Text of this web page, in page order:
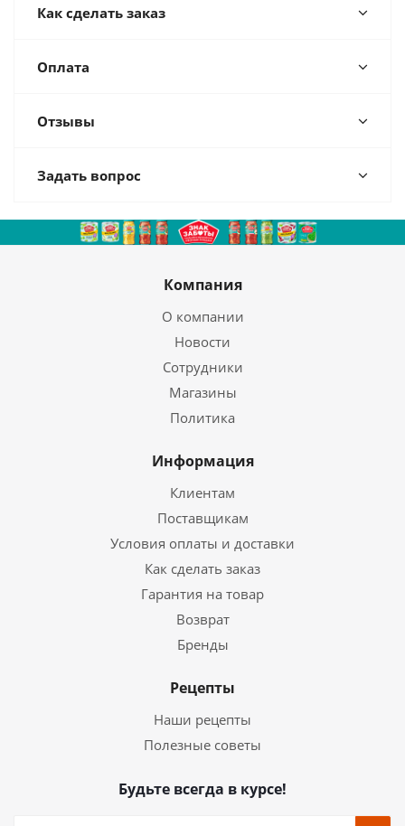
Как сделать заказ
Оплата
Отзывы
Задать вопрос
Компания
О компании
Новости
Сотрудники
Магазины
Политика
Информация
Клиентам
Поставщикам
Условия оплаты и доставки
Как сделать заказ
Гарантия на товар
Возврат
Бренды
Рецепты
Наши рецепты
Полезные советы
Будьте всегда в курсе!